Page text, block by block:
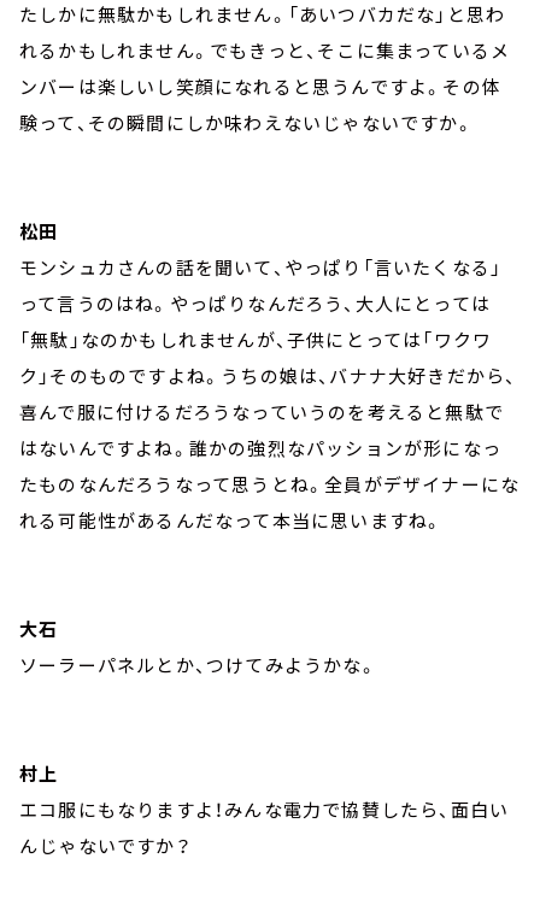
たしかに無駄かもしれません。「あいつバカだな」と思わ
れるかもしれません。でもきっと、そこに集まっているメ
ンバーは楽しいし笑顔になれると思うんですよ。その体
験って、その瞬間にしか味わえないじゃないですか。
松田
モンシュカさんの話を聞いて、やっぱり「言いたくなる」
って言うのはね。やっぱりなんだろう、大人にとっては
「無駄」なのかもしれませんが、子供にとっては「ワクワ
ク」そのものですよね。うちの娘は、バナナ大好きだから、
喜んで服に付けるだろうなっていうのを考えると無駄で
はないんですよね。誰かの強烈なパッションが形になっ
たものなんだろうなって思うとね。全員がデザイナーにな
れる可能性があるんだなって本当に思いますね。
大石
ソーラーパネルとか、つけてみようかな。
村上
エコ服にもなりますよ！みんな電力で協賛したら、面白い
んじゃないですか？